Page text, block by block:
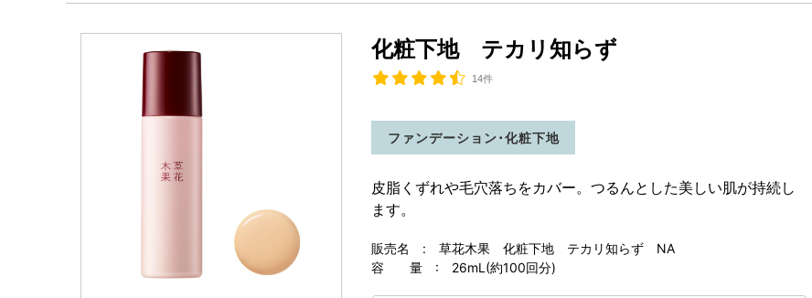
化粧下地 テカリ知らず
14件
販売名 : 草花木果 化粧下地 テカリ知らず NA
容 量 : 26mL(約100回分)
ファンデーション･化粧下地
皮脂くずれや毛穴落ちをカバー。つるんとした美しい肌が持続し
ます。